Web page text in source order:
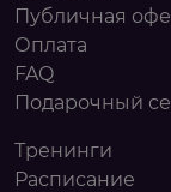
Публичная
Оплата
FAQ
Подарочный
Тренинги
Расписание